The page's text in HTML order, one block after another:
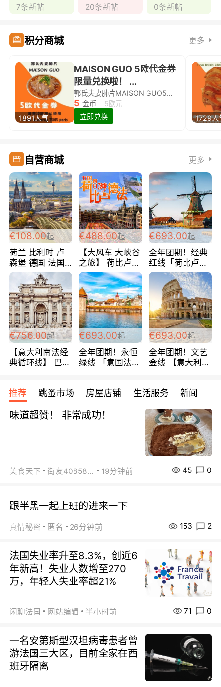
7条新帖 20条新帖 0条新帖
积分商城 更多
1891人气
MAISON GUO 5欧代金券
限量兑换啦！ ...
郭氏夫妻肺片MAISON GUO5欧代金券限量兑换啦！
5 金币
5欧元
立即兑换
1729人
自营商城 更多
€108.00起
荷兰 比利时 卢
森堡 德国 法国
超爽玩遍西欧 循
环线 全程四星宾
馆 108欧/人/天
€488.00起
【大风车 大峡谷
之旅】 荷比卢德
法 巴黎上下 经
典五国四日游
488欧/人
€693.00起
全年团期！经典
红线「荷比卢德
法」七天循环 五
国 仅售99欧/人/
天！巴黎上下！
包拼房~
€756.00起
【意大利南法经
典循环线】 巴黎
宾馆 108欧/天起
全程756欧/位
€693.00起
全年团期！永恒
绿线 「意国法
欧/天起 ~包拼房
€693.00起
全年团期！文艺
金线 【意大利一
每周铁发！
推荐 跳蚤市场 房屋店铺 生活服务 新闻
味道超赞！ 非常成功！
美食天下 街友40858442 19分钟前 45 0
跟半黑一起上班的进来一下
真情秘密 匿名 26分钟前 153 2
法国失业率升至8.3%，创近6
年新高！失业人数增至270
万，年轻人失业率超21%
闲聊法国 网站编辑 半小时前 71 0
一名安第斯型汉坦病毒患者曾
游法国三大区，目前全家在西
班牙隔离